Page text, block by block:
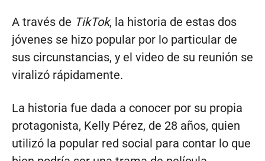
A través de TikTok, la historia de estas dos
jóvenes se hizo popular por lo particular de
sus circunstancias, y el video de su reunión se
viralizó rápidamente.
La historia fue dada a conocer por su propia
protagonista, Kelly Pérez, de 28 años, quien
utilizó la popular red social para contar lo que